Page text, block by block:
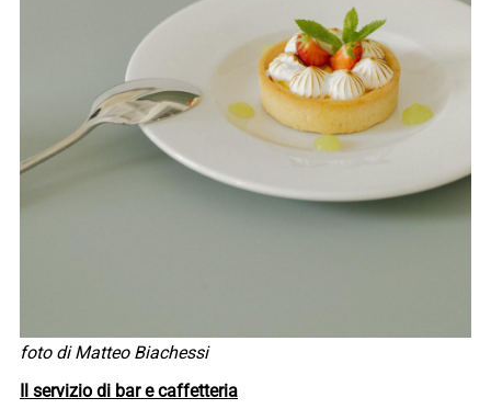
foto di Matteo Biachessi
Il servizio di bar e caffetteria